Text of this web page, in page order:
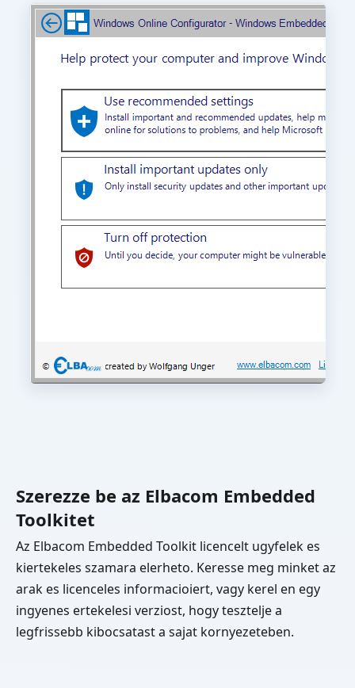
Szerezze be az Elbacom Embedded
Toolkitet
Az Elbacom Embedded Toolkit licencelt ugyfelek es
kiertekeles szamara elerheto. Keresse meg minket az
arak es licenceles informacioiert, vagy kerel en egy
ingyenes ertekelesi verziost, hogy tesztelje a
legfrissebb kibocsatast a sajat kornyezeteben.